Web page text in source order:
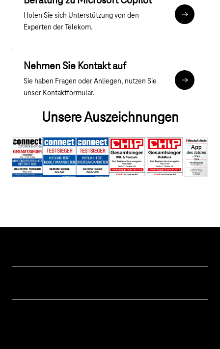
Holen Sie sich Unterstützung von den
Experten der Telekom.
Nehmen Sie Kontakt auf
Sie haben Fragen oder Anliegen, nutzen Sie
unser Kontaktformular.
Jetzt
Unsere Auszeichnungen
Rechnung